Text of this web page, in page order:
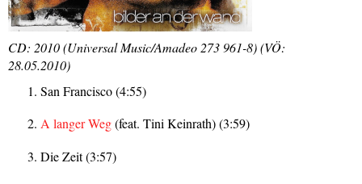
CD: 2010 (Universal Music/Amadeo 273 961-8) (VÖ:
28.05.2010)
San Francisco (4:55)
A langer Weg(feat. Tini Keinrath) (3:59)
Die Zeit (3:57)